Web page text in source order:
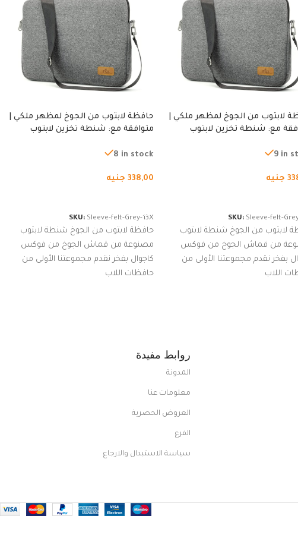
لابتوب من الجوخ لمظهر ملكي |
مع: شنطة تخزين لابتوب
لجهاز نوت بوك والتابلت،9 in
جنيه
SKU: Sleeve-felt-
لابتوب من الجوخ شنطة لابتوب
من قماش الجوخ من فوكس
بفخر نقدم مجموعتنا الأولى من
اللاب
حافظة لابتوب من الجوخ لمظهر ملكي |
متوافقة مع: شنطة تخزين لابتوب
من الجوخ لجهاز نوت بوك والتابلت،
8 in stock
338,00 جنيه
SKU: Sleeve-felt-Grey-13X
حافظة لابتوب من الجوخ شنطة لابتوب
مصنوعة من قماش الجوخ من فوكس
كاجوال بفخر نقدم مجموعتنا الأولى من
حافظات اللاب
روابط مفيدة
المدونة
معلومات عنا
العروض الحصرية
الفرع
سياسة الاستبدال والارجاع